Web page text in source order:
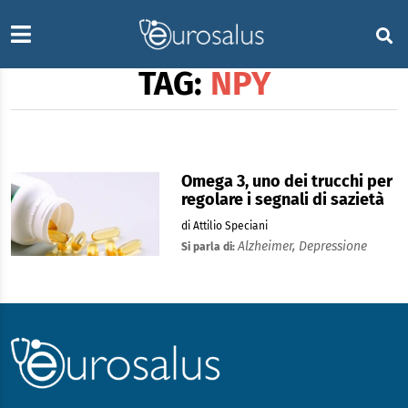
TAG: NPY
Omega 3, uno dei trucchi per
regolare i segnali di sazietà
di Attilio Speciani
Si parla di:Alzheimer, Depressione